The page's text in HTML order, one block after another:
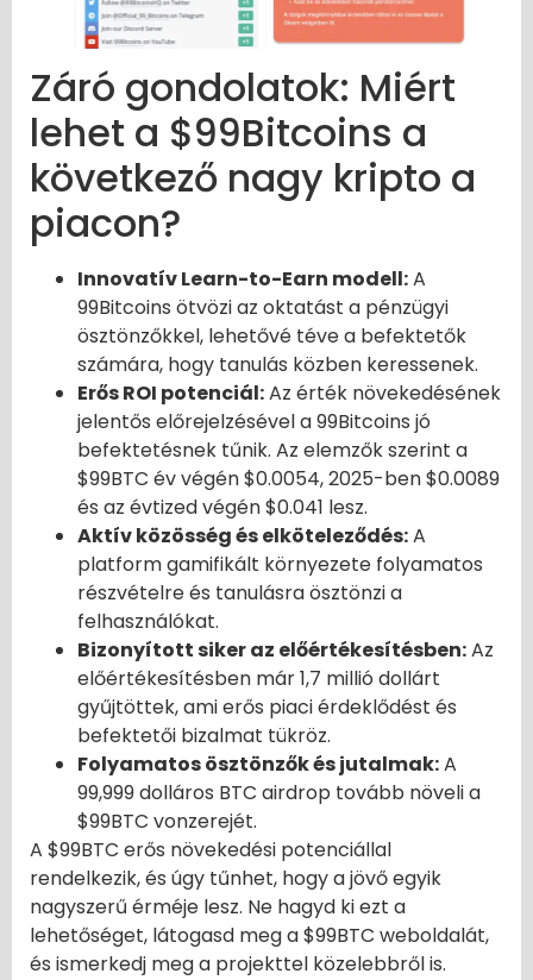
Záró gondolatok: Miért
lehet a $99Bitcoins a
következő nagy kripto a
piacon?
Innovatív Learn-to-Earn modell:A
99Bitcoins ötvözi az oktatást a pénzügyi
ösztönzőkkel, lehetővé téve a befektetők
számára, hogy tanulás közben keressenek.
Erős ROI potenciál:Az érték növekedésének
jelentős előrejelzésével a 99Bitcoins jó
befektetésnek tűnik. Az elemzők szerint a
$99BTC év végén $0.0054, 2025-ben $0.0089
és az évtized végén $0.041 lesz.
Aktív közösség és elköteleződés:A
platform gamifikált környezete folyamatos
részvételre és tanulásra ösztönzi a
felhasználókat.
Bizonyított siker az előértékesítésben:Az
előértékesítésben már 1,7 millió dollárt
gyűjtöttek, ami erős piaci érdeklődést és
befektetői bizalmat tükröz.
Folyamatos ösztönzők és jutalmak:A
99,999 dolláros BTC airdrop tovább növeli a
$99BTC vonzerejét.
A $99BTC erős növekedési potenciállal
rendelkezik, és úgy tűnhet, hogy a jövő egyik
nagyszerű érméje lesz. Ne hagyd ki ezt a
lehetőséget, látogasd meg a $99BTC weboldalát,
és ismerkedj meg a projekttel közelebbről is.